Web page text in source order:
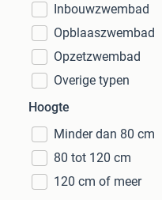
Inbouwzwembad
Opblaaszwembad
Opzetzwembad
Overige typen
Hoogte
Minder dan 80 cm
80 tot 120 cm
120 cm of meer